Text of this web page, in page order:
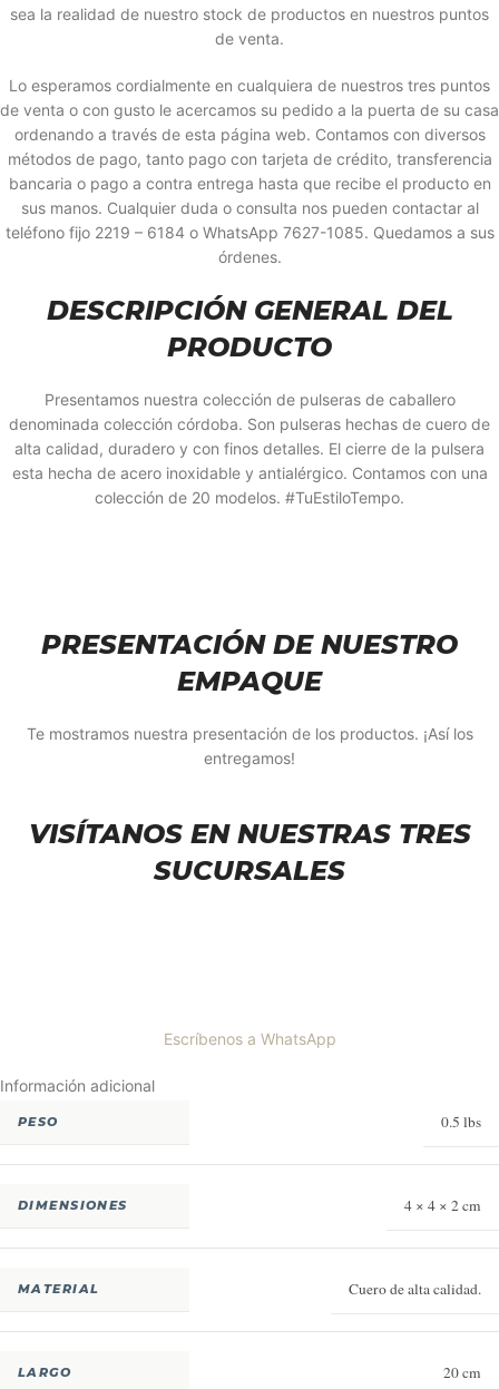
sea la realidad de nuestro stock de productos en nuestros puntos
de venta.
Lo esperamos cordialmente en cualquiera de nuestros tres puntos
de venta o con gusto le acercamos su pedido a la puerta de su casa
ordenando a través de esta página web. Contamos con diversos
métodos de pago, tanto pago con tarjeta de crédito, transferencia
bancaria o pago a contra entrega hasta que recibe el producto en
sus manos. Cualquier duda o consulta nos pueden contactar al
teléfono fijo 2219 – 6184 o WhatsApp 7627-1085. Quedamos a sus
órdenes.
DESCRIPCIÓN GENERAL DEL
PRODUCTO
Presentamos nuestra colección de pulseras de caballero
denominada colección córdoba. Son pulseras hechas de cuero de
alta calidad, duradero y con finos detalles. El cierre de la pulsera
esta hecha de acero inoxidable y antialérgico. Contamos con una
colección de 20 modelos. #TuEstiloTempo.
PRESENTACIÓN DE NUESTRO
EMPAQUE
Te mostramos nuestra presentación de los productos. ¡Así los
entregamos!
VISÍTANOS EN NUESTRAS TRES
SUCURSALES
Escríbenos a WhatsApp
Información adicional
PESO 0.5 lbs
DIMENSIONES 4 × 4 × 2 cm
MATERIAL Cuero de alta calidad.
LARGO 20 cm